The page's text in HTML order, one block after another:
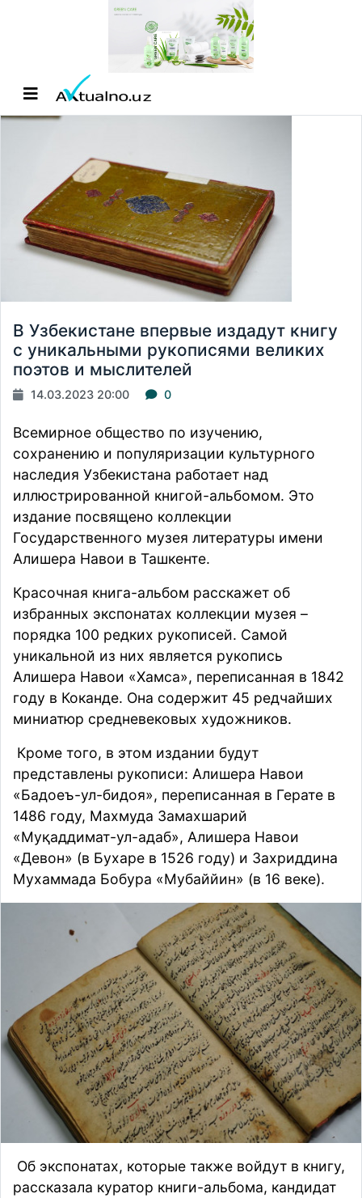
В Узбекистане впервые издадут книгу
с уникальными рукописями великих
поэтов и мыслителей
14.03.2023 20:00 0
Всемирное общество по изучению,
сохранению и популяризации культурного
наследия Узбекистана работает над
иллюстрированной книгой-альбомом. Это
издание посвящено коллекции
Государственного музея литературы имени
Алишера Навои в Ташкенте.
Красочная книга-альбом расскажет об
избранных экспонатах коллекции музея –
порядка 100 редких рукописей. Самой
уникальной из них является рукопись
Алишера Навои «Хамса», переписанная в 1842
году в Коканде. Она содержит 45 редчайших
миниатюр средневековых художников.
Кроме того, в этом издании будут
представлены рукописи: Алишера Навои
«Бадоеъ-ул-бидоя», переписанная в Герате в
1486 году, Махмуда Замахшарий
«Муқаддимат-ул-адаб», Алишера Навои
«Девон» (в Бухаре в 1526 году) и Захриддина
Мухаммада Бобура «Мубаййин» (в 16 веке).
Об экспонатах, которые также войдут в книгу,
рассказала куратор книги-альбома, кандидат